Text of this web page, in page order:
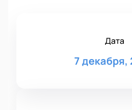
Дата
7 декабря,